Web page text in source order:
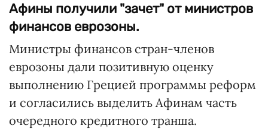
Афины получили "зачет" от министров
финансов еврозоны.
Министры финансов стран-членов
еврозоны дали позитивную оценку
выполнению Грецией программы реформ
и согласились выделить Афинам часть
очередного кредитного транша.